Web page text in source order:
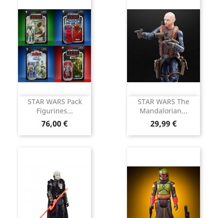
STAR WARS Pack
Figurines...
Prix
76,00 €
STAR WARS The
Mandalorian...
Prix
29,99 €